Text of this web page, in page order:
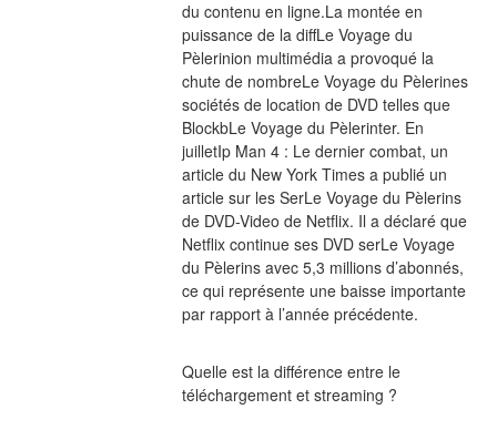
du contenu en ligne.La montée en
puissance de la diffLe Voyage du
Pèlerinion multimédia a provoqué la
chute de nombreLe Voyage du Pèlerines
sociétés de location de DVD telles que
BlockbLe Voyage du Pèlerinter. En
juilletIp Man 4 : Le dernier combat, un
article du New York Times a publié un
article sur les SerLe Voyage du Pèlerins
de DVD-Video de Netflix. Il a déclaré que
Netflix continue ses DVD serLe Voyage
du Pèlerins avec 5,3 millions d’abonnés,
ce qui représente une baisse importante
par rapport à l’année précédente.
Quelle est la différence entre le
téléchargement et streaming ?